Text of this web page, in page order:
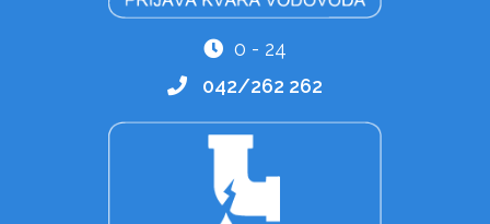
0 - 24
042/262 262